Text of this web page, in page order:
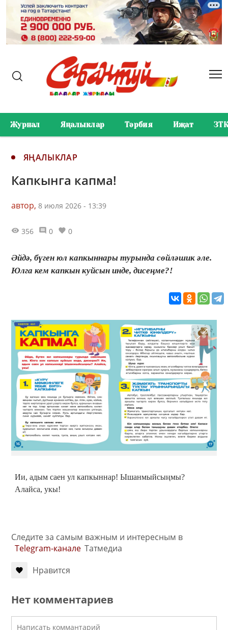
Журнал Яңалыклар Тәрбия Иҗат ЗТК
ЯҢАЛЫКЛАР
Капкынга капма!
автор, 8 июля 2026 - 13:39
356 0 0
Әйдә, бүген юл капкыннары турында сөйләшик әле.
Юлга кем капкын куйсын инде, дисеңме?!
Ии, адым саен ул капкыннар! Ышанмыйсыңмы?
Алайса, укы!
Следите за самым важным и интересным в
Telegram-канале Татмедиа
Нравится
Нет комментариев